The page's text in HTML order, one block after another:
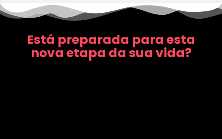
Está preparada para esta
nova etapa da sua vida?